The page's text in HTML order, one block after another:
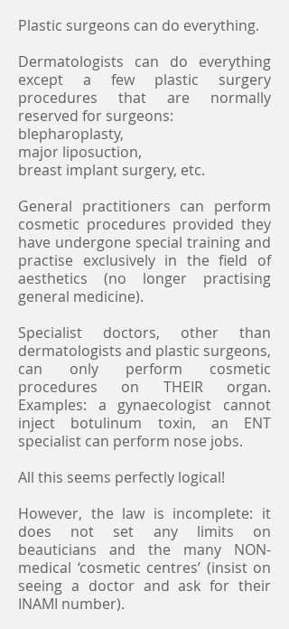
Plastic surgeons can do everything.
Dermatologists can do everything
except a few plastic surgery
procedures that are normally
reserved for surgeons:
blepharoplasty,
major liposuction,
breast implant surgery, etc.
General practitioners can perform
cosmetic procedures provided they
have undergone special training and
practise exclusively in the field of
aesthetics (no longer practising
general medicine).
Specialist doctors, other than
dermatologists and plastic surgeons,
can only perform cosmetic
procedures on THEIR organ.
Examples: a gynaecologist cannot
inject botulinum toxin, an ENT
specialist can perform nose jobs.
All this seems perfectly logical!
However, the law is incomplete: it
does not set any limits on
beauticians and the many NON-
medical ‘cosmetic centres’ (insist on
seeing a doctor and ask for their
INAMI number).